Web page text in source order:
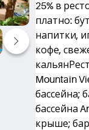
25% в
платно:
напитки,
кофе,
Mountain
бассейна;
бассейна
крыше;